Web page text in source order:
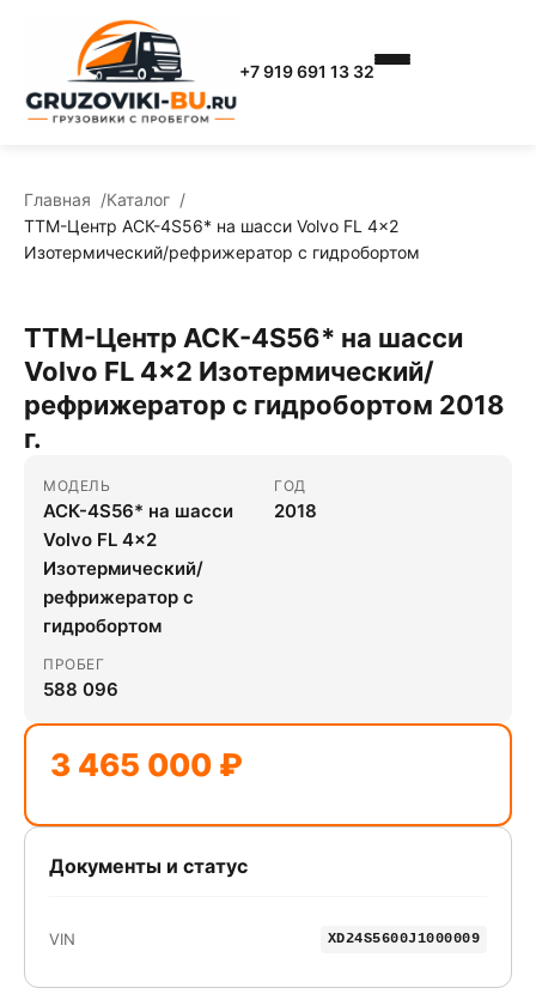
+7 919 691 13 32
Главная
Каталог
ТТМ-Центр АСК-4S56* на шасси Volvo FL 4x2
Изотермический/рефрижератор с гидробортом
ТТМ-Центр АСК-4S56* на шасси
Volvo FL 4x2 Изотермический/
рефрижератор с гидробортом 2018
г.
МОДЕЛЬ
АСК-4S56* на шасси
Volvo FL 4x2
Изотермический/
рефрижератор с
гидробортом
ГОД
2018
ПРОБЕГ
588 096
3 465 000 ₽
Документы и статус
VIN XD24S5600J1000009